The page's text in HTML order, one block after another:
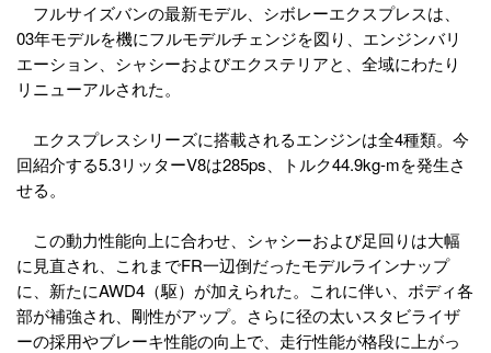
フルサイズバンの最新モデル、シボレーエクスプレスは、
03年モデルを機にフルモデルチェンジを図り、エンジンバリ
エーション、シャシーおよびエクステリアと、全域にわたり
リニューアルされた。
エクスプレスシリーズに搭載されるエンジンは全4種類。今
回紹介する5.3リッターV8は285ps、トルク44.9kg-mを発生さ
せる。
この動力性能向上に合わせ、シャシーおよび足回りは大幅
に見直され、これまでFR一辺倒だったモデルラインナップ
に、新たにAWD4（駆）が加えられた。これに伴い、ボディ各
部が補強され、剛性がアップ。さらに径の太いスタビライザ
ーの採用やブレーキ性能の向上で、走行性能が格段に上がっ